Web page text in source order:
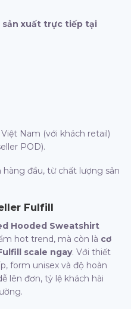
sản xuất trực tiếp tại
Nam (với khách retail)
POD).
hàng đầu, từ chất lượng sản
Fulfill
Hooded Sweatshirt
hot trend, mà còn là cơ
scale ngay. Với thiết
form unisex và độ hoàn
lên đơn, tỷ lệ khách hài